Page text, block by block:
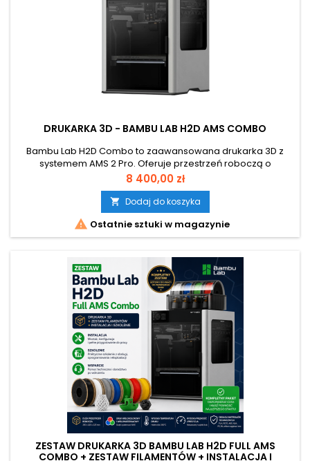
DRUKARKA 3D - BAMBU LAB H2D AMS COMBO
Bambu Lab H2D Combo to zaawansowana drukarka 3D z
systemem AMS 2 Pro. Oferuje przestrzeń roboczą o
wymiarach do 350 x 320 x 325 mm, podwójny ekstruder i
kinematykę CoreXY, gwarantującą maksymalny ruch głowicy
z prędkością do 1000 mm/s oraz precyzyjny druk do 600
mm/s. Dzięki automatycznej kalibracji, precyzyjnym
czujnikom i inteligentnej diagnostyce, H2D...
Cena
8 400,00 zł
 Dodaj do koszyka
 Ostatnie sztuki w magazynie
ZESTAW DRUKARKA 3D BAMBU LAB H2D FULL AMS
COMBO + ZESTAW FILAMENTÓW + INSTALACJA I